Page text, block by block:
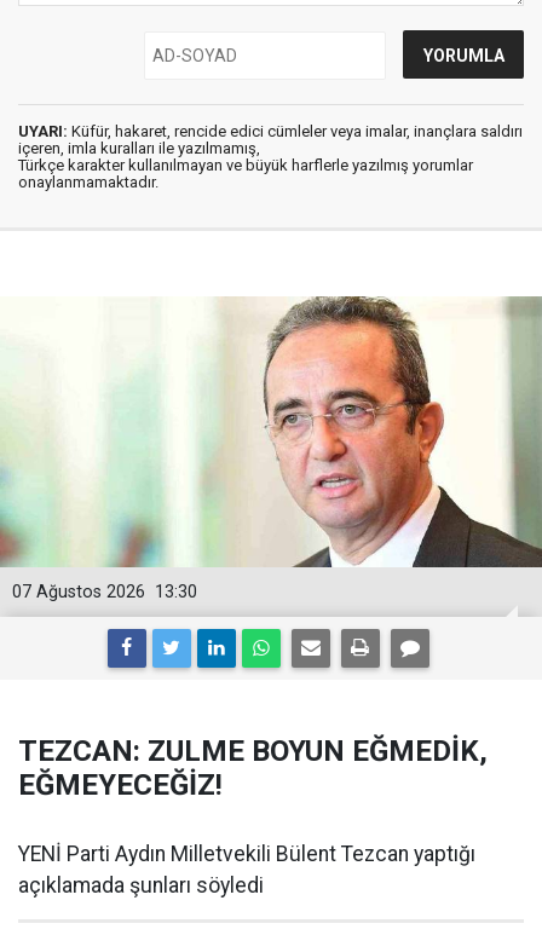
UYARI: Küfür, hakaret, rencide edici cümleler veya imalar, inançlara saldırı
içeren, imla kuralları ile yazılmamış,
Türkçe karakter kullanılmayan ve büyük harflerle yazılmış yorumlar
onaylanmamaktadır.
13:30
07 Ağustos 2026
TEZCAN: ZULME BOYUN EĞMEDİK,
EĞMEYECEĞİZ!
YENİ Parti Aydın Milletvekili Bülent Tezcan yaptığı
açıklamada şunları söyledi